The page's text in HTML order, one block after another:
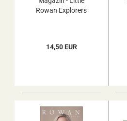
Rowan Explorers
14,50 EUR